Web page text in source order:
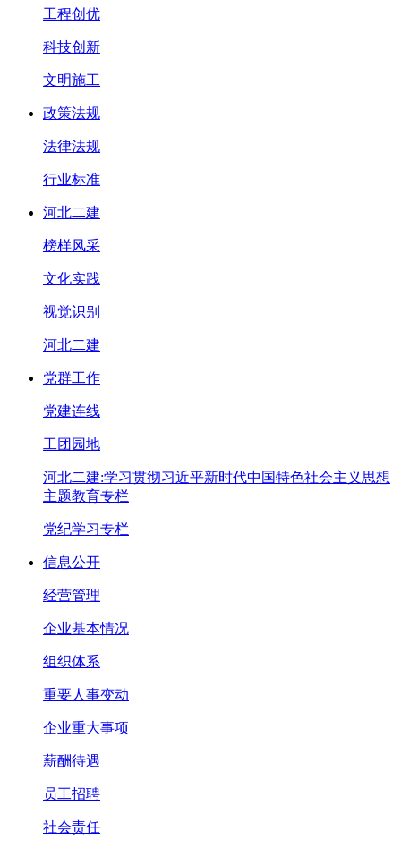
工程创优
科技创新
文明施工
政策法规
法律法规
行业标准
河北二建
榜样风采
文化实践
视觉识别
河北二建
党群工作
党建连线
工团园地
河北二建:学习贯彻习近平新时代中国特色社会主义思想
主题教育专栏
党纪学习专栏
信息公开
经营管理
企业基本情况
组织体系
重要人事变动
企业重大事项
薪酬待遇
员工招聘
社会责任